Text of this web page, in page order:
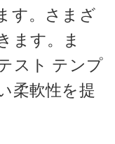
す。さまざ
ます。ま
スト テンプ
柔軟性を提